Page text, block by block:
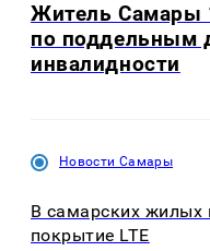
Житель Самары
по поддельным
инвалидности
Новости Самары
В самарских жилых
покрытие LTE